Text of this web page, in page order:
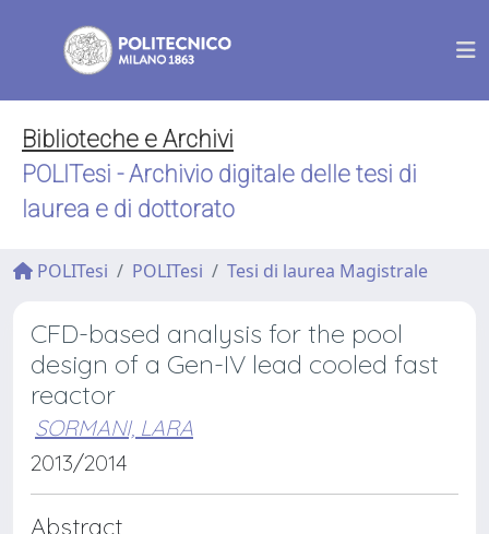
Biblioteche e Archivi
POLITesi - Archivio digitale delle tesi di
laurea e di dottorato
POLITesi POLITesi Tesi di laurea Magistrale
CFD-based analysis for the pool
design of a Gen-IV lead cooled fast
reactor
SORMANI, LARA
2013/2014
Abstract